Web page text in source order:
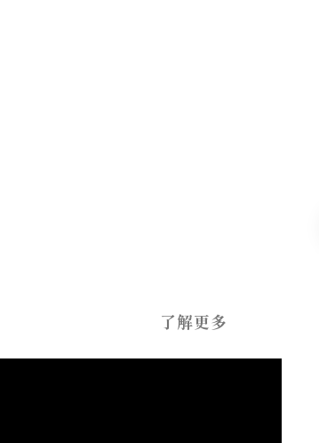
了解更多